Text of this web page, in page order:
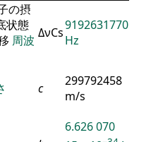
の摂
状態
周波 ΔνCs9192631770
Hz
c
299792458
m/s
6.626 070